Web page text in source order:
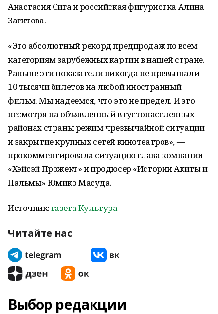
Анастасия Сига и российская фигуристка Алина
Загитова.
«Это абсолютный рекорд предпродаж по всем
категориям зарубежных картин в нашей стране.
Раньше эти показатели никогда не превышали
10 тысячи билетов на любой иностранный
фильм. Мы надеемся, что это не предел. И это
несмотря на объявленный в густонаселенных
районах страны режим чрезвычайной ситуации
и закрытие крупных сетей кинотеатров», —
прокомментировала ситуацию глава компании
«Хэйсэй Прожект» и продюсер «Истории Акиты и
Пальмы» Юмико Масуда.
Источник:газета Культура
Читайте нас
Выбор редакции